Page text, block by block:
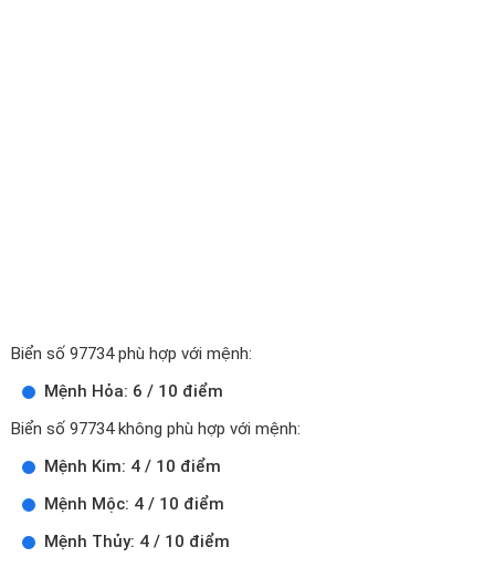
Biển số 97734 phù hợp với mệnh:
Mệnh Hỏa: 6 / 10 điểm
Biển số 97734 không phù hợp với mệnh:
Mệnh Kim: 4 / 10 điểm
Mệnh Mộc: 4 / 10 điểm
Mệnh Thủy: 4 / 10 điểm